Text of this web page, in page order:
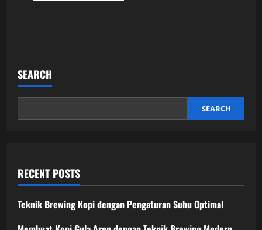
SEARCH
SEARCH
RECENT POSTS
Teknik Brewing Kopi dengan Pengaturan Suhu Optimal